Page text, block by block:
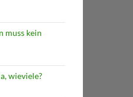
muss kein
wieviele?